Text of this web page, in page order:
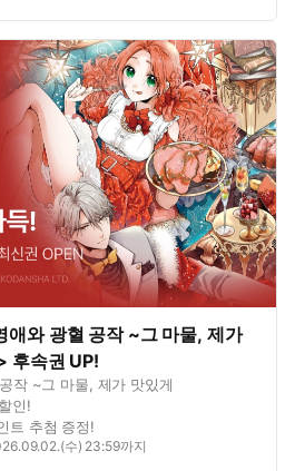
와 광혈 공작 ~그 마물, 제가
후속권 UP!
작 ~그 마물, 제가 맛있게
인!
트 추첨 증정!
수) 23:59까지